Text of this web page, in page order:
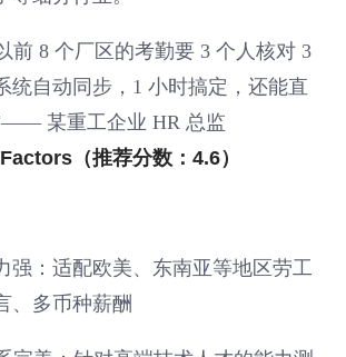
前 8 个厂区的考勤要 3 个人核对 3
统自动同步，1 小时搞定，还能直
某重工企业 HR 总监
（推荐分数：4.6）
强：适配欧美、东南亚等地区劳工
、多币种薪酬